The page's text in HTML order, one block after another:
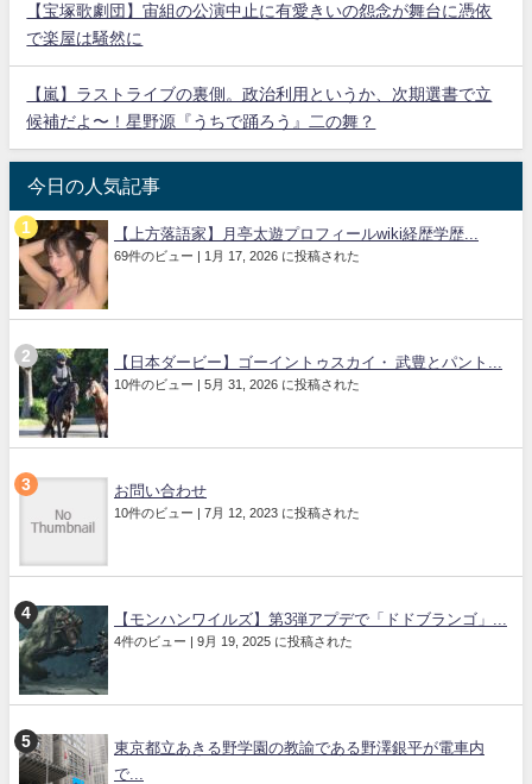
【宝塚歌劇団】宙組の公演中止に有愛きいの怨念が舞台に憑依
で楽屋は騒然に
【嵐】ラストライブの裏側。政治利用というか、次期選書で立
候補だよ〜！星野源『うちで踊ろう』二の舞？
今日の人気記事
【上方落語家】月亭太遊プロフィールwiki経歴学歴...
69件のビュー 1月 17, 2026 に投稿された
【日本ダービー】ゴーイントゥスカイ・ 武豊とパント...
10件のビュー 5月 31, 2026 に投稿された
お問い合わせ
10件のビュー 7月 12, 2023 に投稿された
【モンハンワイルズ】第3弾アプデで「ドドブランゴ」...
4件のビュー 9月 19, 2025 に投稿された
東京都立あきる野学園の教諭である野澤銀平が電車内
で...